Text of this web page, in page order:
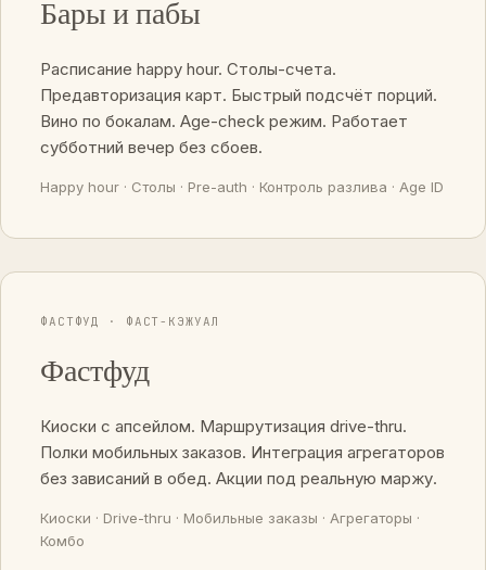
Бары и пабы
Расписание happy hour. Столы-счета.
Предавторизация карт. Быстрый подсчёт порций.
Вино по бокалам. Age-check режим. Работает
субботний вечер без сбоев.
Happy hour · Столы · Pre-auth · Контроль разлива · Age ID
ФАСТФУД · ФАСТ-КЭЖУАЛ
Фастфуд
Киоски с апсейлом. Маршрутизация drive-thru.
Полки мобильных заказов. Интеграция агрегаторов
без зависаний в обед. Акции под реальную маржу.
Киоски · Drive-thru · Мобильные заказы · Агрегаторы ·
Комбо